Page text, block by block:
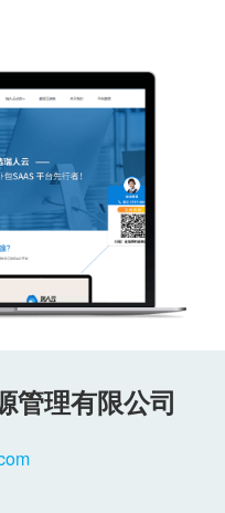
管理有限公司